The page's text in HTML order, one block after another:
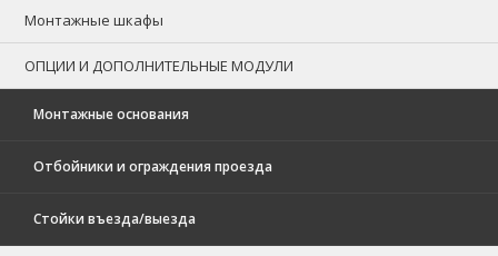
Монтажные шкафы
ОПЦИИ И ДОПОЛНИТЕЛЬНЫЕ МОДУЛИ
Монтажные основания
Отбойники и ограждения проезда
Стойки въезда/выезда